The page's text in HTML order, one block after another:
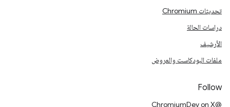
تحديثات Chromium
دراسات الحالة
الأرشيف
ملفات البودكاست والعروض
Follow
@ChromiumDev on X